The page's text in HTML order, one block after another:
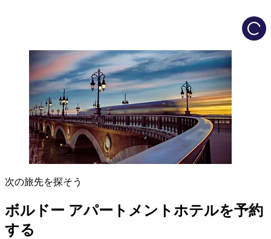
次の旅先を探そう
ボルドー アパートメントホテルを予約
する